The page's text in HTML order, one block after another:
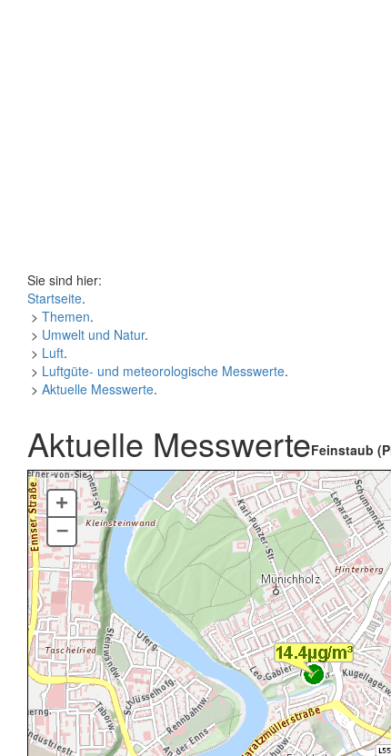
Sie sind hier:
Startseite.
> Themen.
> Umwelt und Natur.
> Luft.
> Luftgüte- und meteorologische Messwerte.
> Aktuelle Messwerte.
Aktuelle MesswerteFeinstaub
+
–